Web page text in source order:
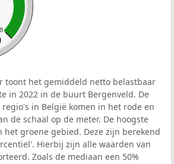
toont het gemiddeld netto belastbaar
in 2022 in de buurt Bergenveld. De
regio's in België komen in het rode en
de schaal op de meter. De hoogste
het groene gebied. Deze zijn berekend
Hierbij zijn alle waarden van
Zoals de mediaan een 50%